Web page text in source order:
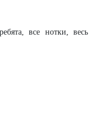
все нотки, весь